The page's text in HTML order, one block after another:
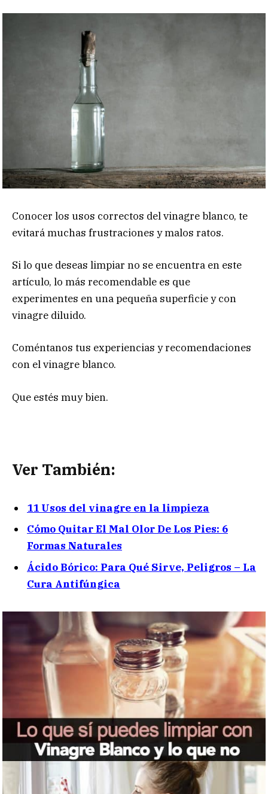
Conocer los usos correctos del vinagre blanco, te
evitará muchas frustraciones y malos ratos.
Si lo que deseas limpiar no se encuentra en este
artículo, lo más recomendable es que
experimentes en una pequeña superficie y con
vinagre diluido.
Coméntanos tus experiencias y recomendaciones
con el vinagre blanco.
Que estés muy bien.
Ver También:
11 Usos del vinagre en la limpieza
Cómo Quitar El Mal Olor De Los Pies: 6
Formas Naturales
Ácido Bórico: Para Qué Sirve, Peligros – La
Cura Antifúngica